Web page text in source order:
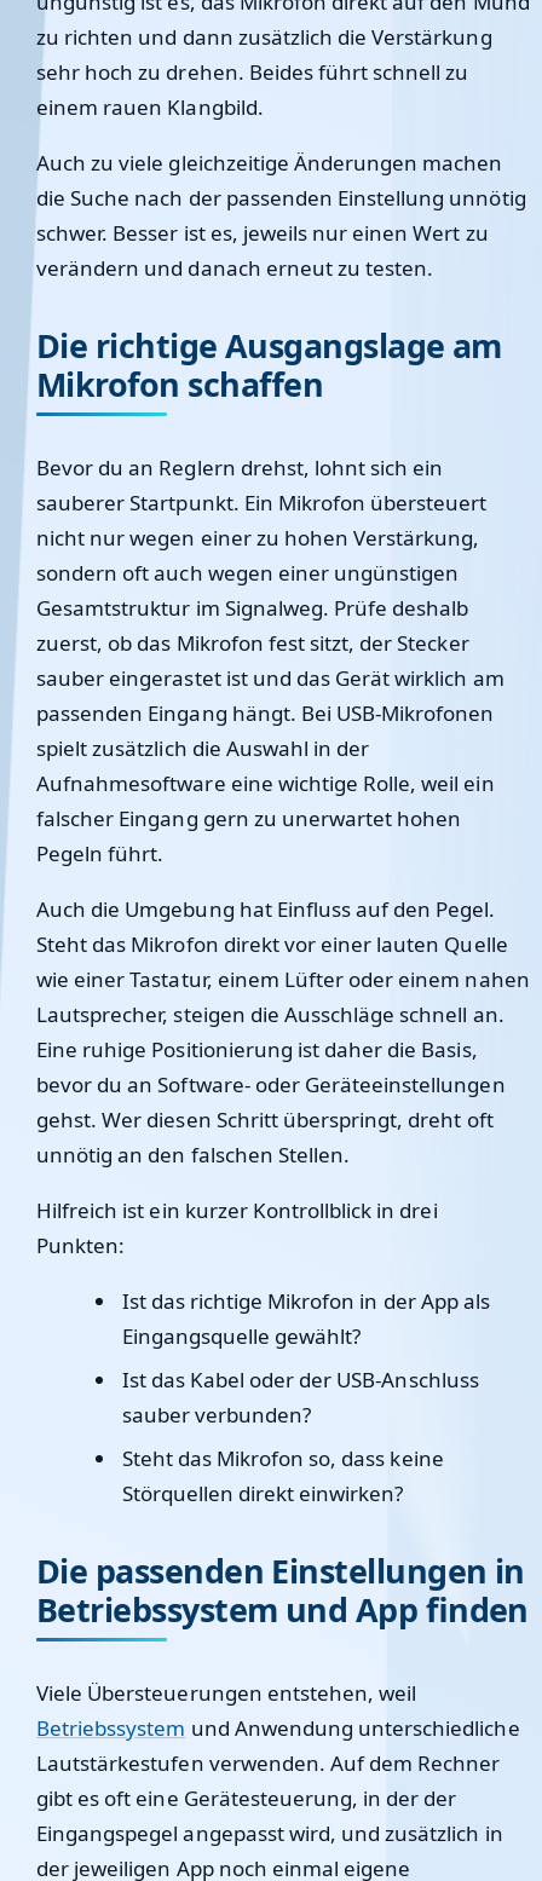
zu richten und dann zusätzlich die Verstärkung
sehr hoch zu drehen. Beides führt schnell zu
einem rauen Klangbild.
Auch zu viele gleichzeitige Änderungen machen
die Suche nach der passenden Einstellung unnötig
schwer. Besser ist es, jeweils nur einen Wert zu
verändern und danach erneut zu testen.
Die richtige Ausgangslage am
Mikrofon schaffen
Bevor du an Reglern drehst, lohnt sich ein
sauberer Startpunkt. Ein Mikrofon übersteuert
nicht nur wegen einer zu hohen Verstärkung,
sondern oft auch wegen einer ungünstigen
Gesamtstruktur im Signalweg. Prüfe deshalb
zuerst, ob das Mikrofon fest sitzt, der Stecker
sauber eingerastet ist und das Gerät wirklich am
passenden Eingang hängt. Bei USB-Mikrofonen
spielt zusätzlich die Auswahl in der
Aufnahmesoftware eine wichtige Rolle, weil ein
falscher Eingang gern zu unerwartet hohen
Pegeln führt.
Auch die Umgebung hat Einfluss auf den Pegel.
Steht das Mikrofon direkt vor einer lauten Quelle
wie einer Tastatur, einem Lüfter oder einem nahen
Lautsprecher, steigen die Ausschläge schnell an.
Eine ruhige Positionierung ist daher die Basis,
bevor du an Software- oder Geräteeinstellungen
gehst. Wer diesen Schritt überspringt, dreht oft
unnötig an den falschen Stellen.
Hilfreich ist ein kurzer Kontrollblick in drei
Punkten:
Ist das richtige Mikrofon in der App als
Eingangsquelle gewählt?
Ist das Kabel oder der USB-Anschluss
sauber verbunden?
Steht das Mikrofon so, dass keine
Störquellen direkt einwirken?
Die passenden Einstellungen in
Betriebssystem und App finden
Viele Übersteuerungen entstehen, weil
Betriebssystem und Anwendung unterschiedliche
Lautstärkestufen verwenden. Auf dem Rechner
gibt es oft eine Gerätesteuerung, in der der
Eingangspegel angepasst wird, und zusätzlich in
der jeweiligen App noch einmal eigene